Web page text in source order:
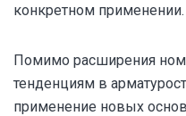
конкретном применении.
Помимо расширения
тенденциям в
применение новых